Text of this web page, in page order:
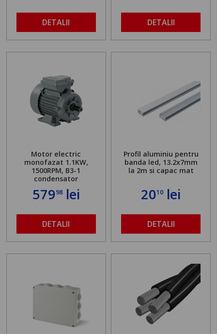
DETALII DETALII
Motor electric
monofazat 1.1KW,
1500RPM, B3-1
condensator
57998lei
DETALII
Profil aluminiu pentru
banda led, 13.2x7mm
la 2m si capac mat
2010 lei
DETALII